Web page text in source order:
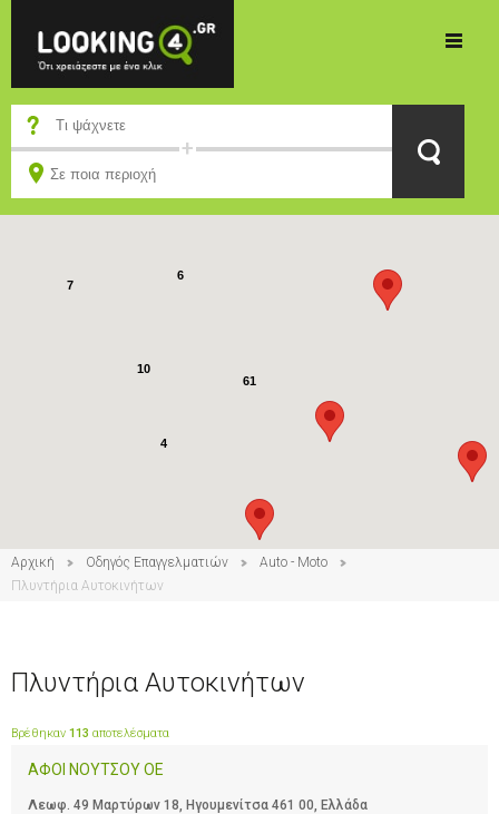
61
10
6
7
4
7
Αρχική Οδηγός Επαγγελματιών
Auto - Moto
Πλυντήρια Αυτοκινήτων
Πλυντήρια Αυτοκινήτων
Βρέθηκαν 113 αποτελέσματα
ΑΦΟΙ ΝΟΥΤΣΟΥ ΟΕ
Λεωφ. 49 Μαρτύρων 18, Ηγουμενίτσα 461 00, Ελλάδα